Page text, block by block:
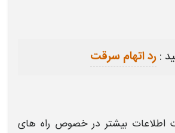
:رد اتهام سرقت
اطلاعات بیشتر در خصوص راه های